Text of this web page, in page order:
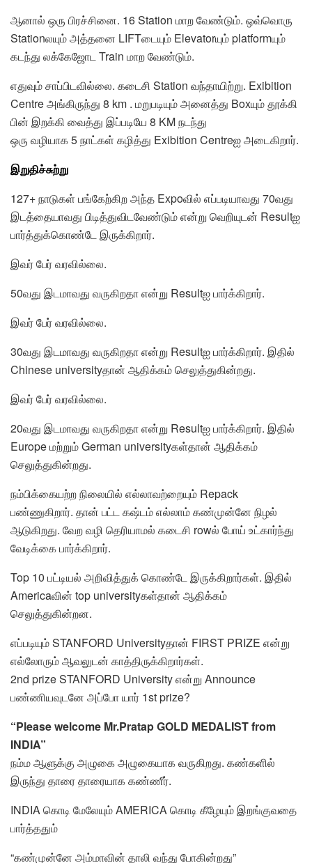
ஆனால் ஒரு பிரச்சினை. 16 Station மாற வேண்டும். ஒவ்வொரு
Stationலயும் அத்தனை LIFTடையும் Elevatorயும் platformயும்
கடந்து லக்கேஜோட Train மாற வேண்டும்.
எதுவும் சாப்பிடவில்லை. கடைசி Station வந்தாயிற்று. Exibition
Centre அங்கிருந்து 8 km . மறுபடியும் அனைத்து Boxயும் தூக்கி
பின் இறக்கி வைத்து இப்படியே 8 KM நடந்து
ஒரு வழியாக 5 நாட்கள் கழித்து Exibition Centreஐ அடைகிறார்.
இறுதிச்சுற்று
127+ நாடுகள் பங்கேற்கிற அந்த Expoவில் எப்படியாவது 70வது
இடத்தையாவது பிடித்துவிடவேண்டும் என்று வெறியுடன் Resultஐ
பார்த்துக்கொண்டே இருக்கிறார்.
இவர் பேர் வரவில்லை.
50வது இடமாவது வருகிறதா என்று Resultஐ பார்க்கிறார்.
இவர் பேர் வரவில்லை.
30வது இடமாவது வருகிறதா என்று Resultஐ பார்க்கிறார். இதில்
Chinese universityதான் ஆதிக்கம் செலுத்துகின்றது.
இவர் பேர் வரவில்லை.
20வது இடமாவது வருகிறதா என்று Resultஐ பார்க்கிறார். இதில்
Europe மற்றும் German universityகள்தான் ஆதிக்கம்
செலுத்துகின்றது.
நம்பிக்கையற்ற நிலையில் எல்லாவற்றையும் Repack
பண்ணுகிறார். தான் பட்ட கஷ்டம் எல்லாம் கண்முன்னே நிழல்
ஆடுகிறது. வேற வழி தெரியாமல் கடைசி rowல் போய் உட்கார்ந்து
வேடிக்கை பார்க்கிறார்.
Top 10 பட்டியல் அறிவித்துக் கொண்டே இருக்கிறார்கள். இதில்
Americaவின் top universityகள்தான் ஆதிக்கம்
செலுத்துகின்றன.
எப்படியும் STANFORD Universityதான் FIRST PRIZE என்று
எல்லோரும் ஆவலுடன் காத்திருக்கிறார்கள்.
2nd prize STANFORD University என்று Announce
பண்ணியவுடனே அப்போ யார் 1st prize?
“Please welcome Mr.Pratap GOLD MEDALIST from
INDIA”
நம்ம ஆளுக்கு அழுகை அழுகையாக வருகிறது. கண்களில்
இருந்து தாரை தாரையாக கண்ணீர்.
INDIA கொடி மேலேயும் AMERICA கொடி கீழேயும் இறங்குவதை
பார்த்ததும்
“கண்முன்னே அம்மாவின் தாலி வந்து போகின்றது”